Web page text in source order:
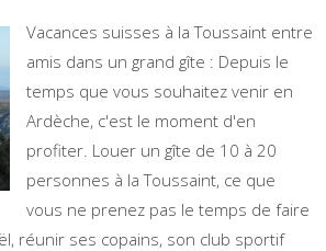
Vacances suisses à la Toussaint entre
amis dans un grand gîte : Depuis le
temps que vous souhaitez venir en
Ardèche, c'est le moment d'en
profiter. Louer un gîte de 10 à 20
personnes à la Toussaint, ce que
vous ne prenez pas le temps de faire
réunir ses copains, son club sportif